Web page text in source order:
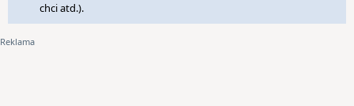
chci atd.).